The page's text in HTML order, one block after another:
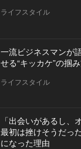
ライフスタイル
一流ビジネスマンが
せる“キッカケ”の掴
ライフスタイル
「出会いがあるし、
最初は挫けそうだっ
になった理由